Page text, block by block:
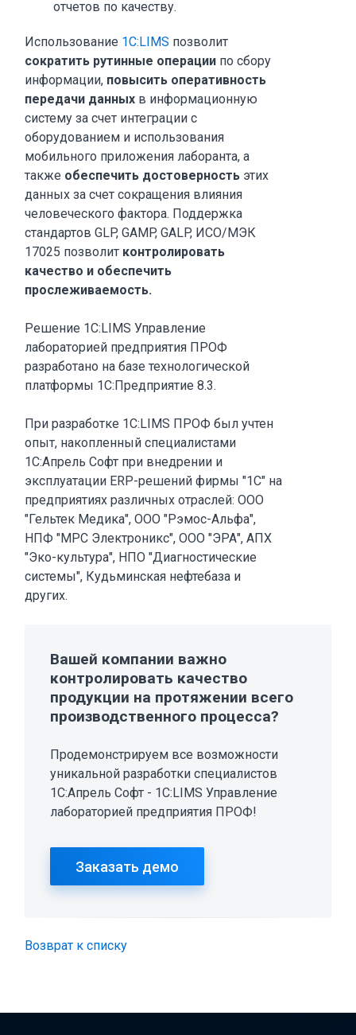
отчетов по качеству.
Использование 1С:LIMS позволит
сократить рутинные операции по сбору
информации, повысить оперативность
передачи данных в информационную
систему за счет интеграции с
оборудованием и использования
мобильного приложения лаборанта, а
также обеспечить достоверность этих
данных за счет сокращения влияния
человеческого фактора. Поддержка
стандартов GLP, GAMP, GALP, ИСО/МЭК
17025 позволит контролировать
качество и обеспечить
прослеживаемость.
Решение 1С:LIMS Управление
лабораторией предприятия ПРОФ
разработано на базе технологической
платформы 1С:Предприятие 8.3.
При разработке 1С:LIMS ПРОФ был учтен
опыт, накопленный специалистами
1С:Апрель Софт при внедрении и
эксплуатации ERP-решений фирмы "1С" на
предприятиях различных отраслей: ООО
"Гельтек Медика", ООО "Рэмос-Альфа",
НПФ "МРС Электроникс", ООО "ЭРА", АПХ
"Эко-культура", НПО "Диагностические
системы", Кудьминская нефтебаза и
других.
Вашей компании важно
контролировать качество
продукции на протяжении всего
производственного процесса?
Продемонстрируем все возможности
уникальной разработки специалистов
1С:Апрель Софт - 1С:LIMS Управление
лабораторией предприятия ПРОФ!
Заказать демо
Возврат к списку